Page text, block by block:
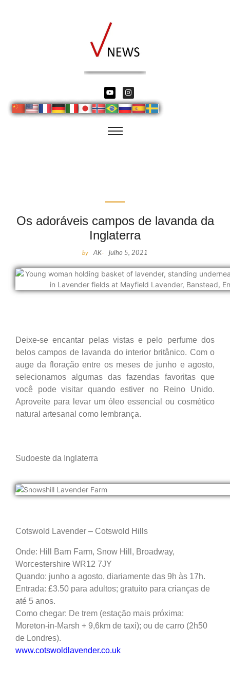
Os adoráveis campos de lavanda da
Inglaterra
by AK- julho 5, 2021
Deixe-se encantar pelas vistas e pelo perfume dos
belos campos de lavanda do interior britânico. Com o
auge da floração entre os meses de junho e agosto,
selecionamos algumas das fazendas favoritas que
você pode visitar quando estiver no Reino Unido.
Aproveite para levar um óleo essencial ou cosmético
natural artesanal como lembrança.
Sudoeste da Inglaterra
Cotswold Lavender – Cotswold Hills
Onde: Hill Barn Farm, Snow Hill, Broadway,
Worcestershire WR12 7JY
Quando: junho a agosto, diariamente das 9h às 17h.
Entrada: £3.50 para adultos; gratuito para crianças de
até 5 anos.
Como chegar: De trem (estação mais próxima:
Moreton-in-Marsh + 9,6km de taxi); ou de carro (2h50
de Londres).
www.cotswoldlavender.co.uk